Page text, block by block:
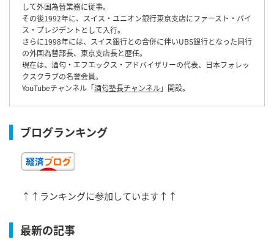
して外国為替業務に従事。
その後1992年に、スイス・ユニオン銀行東京支店にファースト・バイ
ス・プレジデントとして入行。
さらに1998年には、スイス銀行との合併に伴いUBS銀行となった同行
の外国為替部長、東京支店長と歴任。
現在は、酒匂・エフエックス・アドバイザリーの代表、日本フォレッ
クスクラブの名誉会員。
YouTubeチャンネル「酒匂塾長チャンネル」開設。
ブログランキング
↑↑ランキングに参加しています↑↑
最新の記事